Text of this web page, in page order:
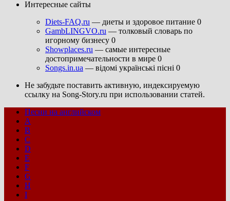
Интересные сайты
Diets-FAQ.ru — диеты и здоровое питание 0
GambLINGVO.ru — толковый словарь по
игорному бизнесу 0
Showplaces.ru — самые интересные
достопримечательности в мире 0
Songs.in.ua — відомі українські пісні 0
Не забудьте поставить активную, индексируемую
ссылку на Song-Story.ru при использовании статей.
Песни на английском
A
B
C
D
E
F
G
H
I